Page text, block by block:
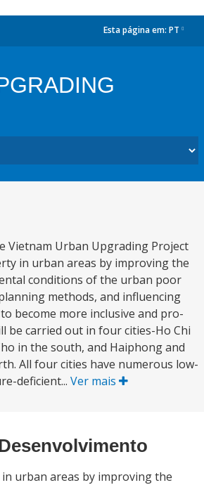
Esta página em: PT
Vietnam Urban Upgrading Project
in urban areas by improving the
conditions of the urban poor
methods, and influencing
become more inclusive and pro-
be carried out in four cities-Ho Chi
in the south, and Haiphong and
All four cities have numerous low-
deficient... Ver mais
urban areas by improving the